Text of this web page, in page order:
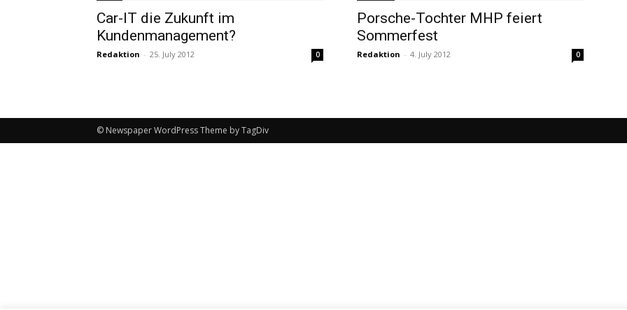
Car-IT die Zukunft im
Kundenmanagement?
Redaktion - 25. July 2012 0
Porsche-Tochter MHP feiert
Sommerfest
Redaktion - 4. July 2012 0
© Newspaper WordPress Theme by TagDiv